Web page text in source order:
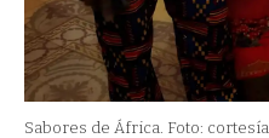
Sabores de África. Foto: cortesía